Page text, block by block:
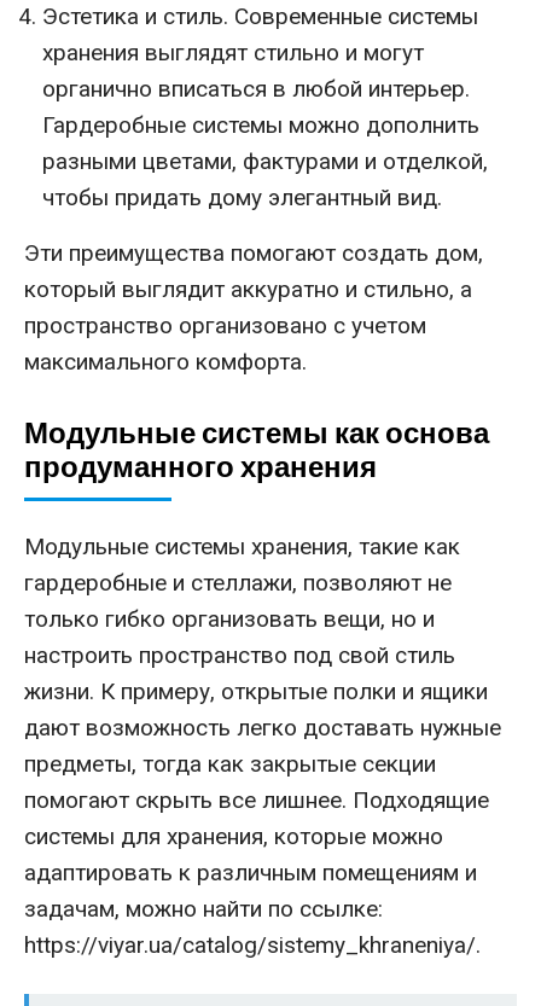
Эстетика и стиль. Современные системы
хранения выглядят стильно и могут
органично вписаться в любой интерьер.
Гардеробные системы можно дополнить
разными цветами, фактурами и отделкой,
чтобы придать дому элегантный вид.
Эти преимущества помогают создать дом,
который выглядит аккуратно и стильно, а
пространство организовано с учетом
максимального комфорта.
Модульные системы как основа
продуманного хранения
Модульные системы хранения, такие как
гардеробные и стеллажи, позволяют не
только гибко организовать вещи, но и
настроить пространство под свой стиль
жизни. К примеру, открытые полки и ящики
дают возможность легко доставать нужные
предметы, тогда как закрытые секции
помогают скрыть все лишнее. Подходящие
системы для хранения, которые можно
адаптировать к различным помещениям и
задачам, можно найти по ссылке:
https://viyar.ua/catalog/sistemy_khraneniya/.